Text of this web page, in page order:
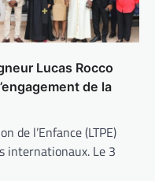
Lucas Rocco
de la
de l’Enfance (LTPE)
internationaux. Le 3